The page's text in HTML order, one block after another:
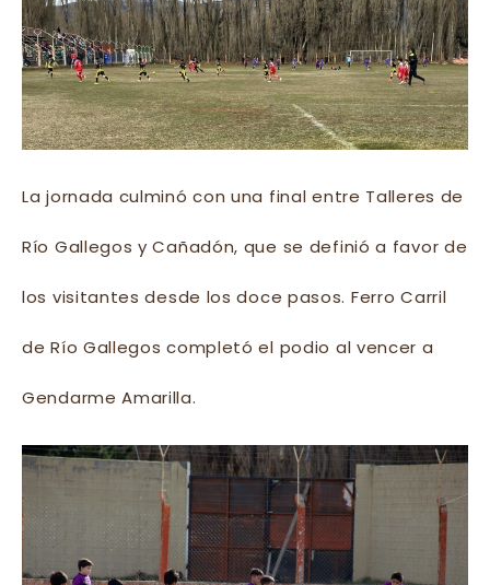
La jornada culminó con una final entre Talleres de
Río Gallegos y Cañadón, que se definió a favor de
los visitantes desde los doce pasos. Ferro Carril
de Río Gallegos completó el podio al vencer a
Gendarme Amarilla.